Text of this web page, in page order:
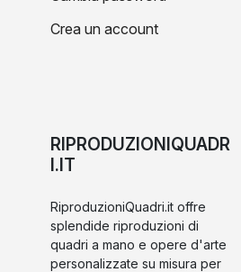
Crea un account
RIPRODUZIONIQUADR
I.IT
RiproduzioniQuadri.it offre
splendide riproduzioni di
quadri a mano e opere d'arte
personalizzate su misura per